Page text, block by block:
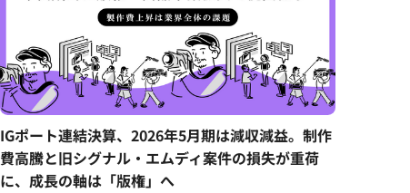
IGポート連結決算、2026年5月期は減収減益。制作
費高騰と旧シグナル・エムディ案件の損失が重荷
に、成長の軸は「版権」へ